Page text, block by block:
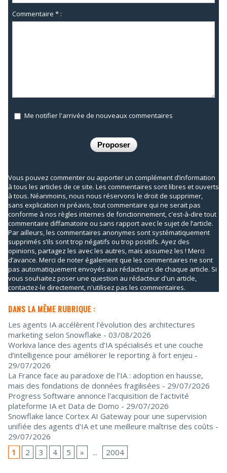
Commentaire * :
Me notifier l'arrivée de nouveaux commentaires
Vous pouvez commenter ou apporter un complément d’information
à tous les articles de ce site. Les commentaires sont libres et ouverts
à tous. Néanmoins, nous nous réservons le droit de supprimer,
sans explication ni préavis, tout commentaire qui ne serait pas
conforme à nos règles internes de fonctionnement, c'est-à-dire tout
commentaire diffamatoire ou sans rapport avec le sujet de l’article.
Par ailleurs, les commentaires anonymes sont systématiquement
supprimés s’ils sont trop négatifs ou trop positifs. Ayez des
opinions, partagez les avec les autres, mais assumez les ! Merci
d’avance. Merci de noter également que les commentaires ne sont
pas automatiquement envoyés aux rédacteurs de chaque article. Si
vous souhaitez poser une question au rédacteur d'un article,
contactez-le directement, n'utilisez pas les commentaires.
DANS LA MÊME RUBRIQUE :
Les agents IA accélèrent l'évolution des architectures
marketing selon Snowflake - 03/08/2026
Workiva lance des agents d’IA spécialisés et une couche
d’intelligence pour améliorer le reporting à fort enjeu -
29/07/2026
La France face au paradoxe de l’IA : adoption en hausse,
mais des fondations de données fragilisées - 29/07/2026
Progress Software annonce l'acquisition de l’activité
plateforme IA et Data de Domo - 29/07/2026
Snowflake lance Cortex AI Gateway pour une supervision
unifiée des agents d'IA et une meilleure maîtrise des coûts -
29/07/2026
1
2 3 4 5 » ... 2004